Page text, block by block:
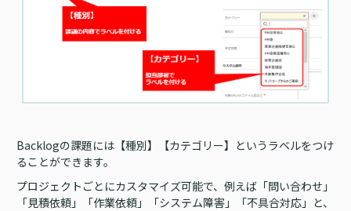
Backlogの課題には【種別】【カテゴリー】というラベルをつけ
ることができます。
プロジェクトごとにカスタマイズ可能で、例えば「問い合わせ」
「見積依頼」「作業依頼」「システム障害」「不具合対応」と、